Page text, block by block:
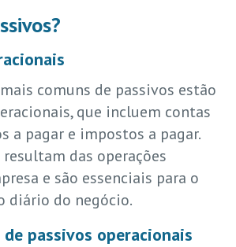
comuns de passivos estão
que incluem contas
a pagar e impostos a pagar.
das operações
e são essenciais para o
diário do negócio.
passivos operacionais